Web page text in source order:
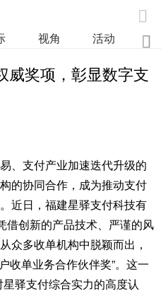

视角 活动 业

威奖项，彰显数字支
、支付产业加速迭代升级的
的协同合作，成为推动支付
近日，福建星驿支付科技有
借创新的产品技术、严谨的风
众多收单机构中脱颖而出，
收单业务合作伙伴奖”。这一
驿支付综合实力的高度认